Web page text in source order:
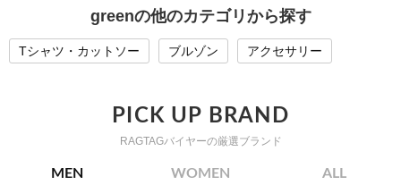
greenの他のカテゴリから探す
Tシャツ・カットソー ブルゾン アクセサリー
PICK UP BRAND
RAGTAGバイヤーの厳選ブランド
MEN WOMEN ALL